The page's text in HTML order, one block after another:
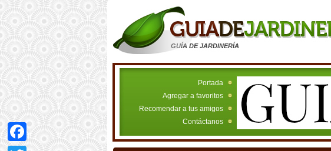
GUÍA DE JARDINERÍA
Portada
Agregar a favoritos
Recomendar a tus amigos
Contáctanos